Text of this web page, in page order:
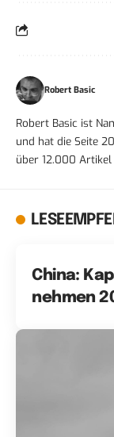
Robert Basic
Robert Basic ist
und hat die Seite
über 12.000
China:
nehmen